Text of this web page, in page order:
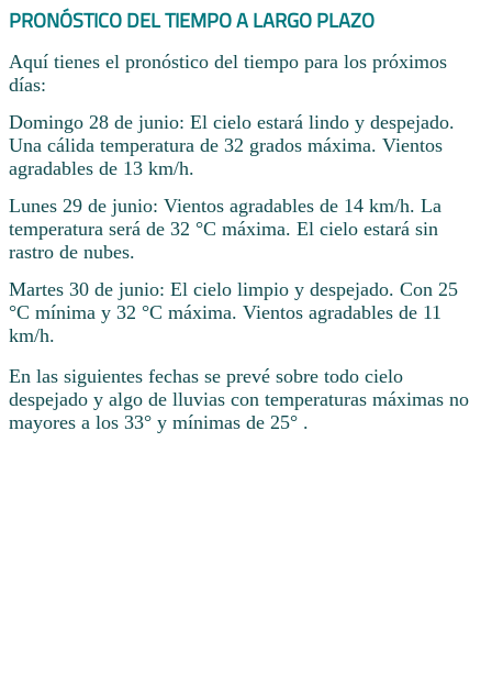
PRONÓSTICO DEL TIEMPO A LARGO PLAZO
Aquí tienes el pronóstico del tiempo para los próximos
días:
Domingo 28 de junio: El cielo estará lindo y despejado.
Una cálida temperatura de 32 grados máxima. Vientos
agradables de 13 km/h.
Lunes 29 de junio: Vientos agradables de 14 km/h. La
temperatura será de 32 °C máxima. El cielo estará sin
rastro de nubes.
Martes 30 de junio: El cielo limpio y despejado. Con 25
°C mínima y 32 °C máxima. Vientos agradables de 11
km/h.
En las siguientes fechas se prevé sobre todo cielo
despejado y algo de lluvias con temperaturas máximas no
mayores a los 33° y mínimas de 25° .